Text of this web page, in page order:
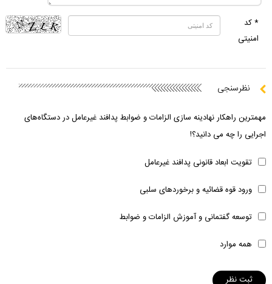
* کد
امنیتی
نظرسنجی
مهمترین راهکار نهادینه سازی الزامات و ضوابط پدافند غیرعامل در دستگاه‌های
اجرایی را چه می دانید؟!
تقویت ابعاد قانونی پدافند غیرعامل
ورود قوه قضائیه و برخوردهای سلبی
توسعه گفتمانی و آموزش الزامات و ضوابط
همه موارد